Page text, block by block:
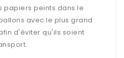
papiers peints dans le
avec le plus grand
d'éviter qu'ils soient